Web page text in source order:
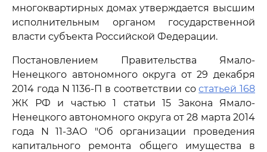
многоквартирных домах утверждается высшим
исполнительным органом государственной
власти субъекта Российской Федерации.
Постановлением Правительства Ямало-
Ненецкого автономного округа от 29 декабря
2014 года N 1136-П в соответствии состатьей 168
ЖК РФ и частью 1 статьи 15 Закона Ямало-
Ненецкого автономного округа от 28 марта 2014
года N 11-ЗАО "Об организации проведения
капитального ремонта общего имущества в